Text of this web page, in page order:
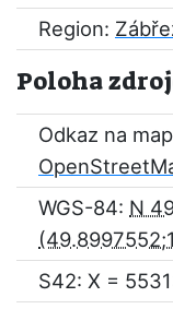
Region:
Poloha
Odkaz na
WGS-84: N
S42: X =